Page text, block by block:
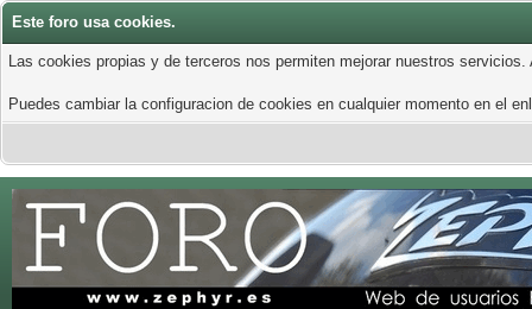
Este foro usa cookies.
Las cookies propias y de terceros nos permiten mejorar nuestros
Puedes cambiar la configuracion de cookies en cualquier momento en el